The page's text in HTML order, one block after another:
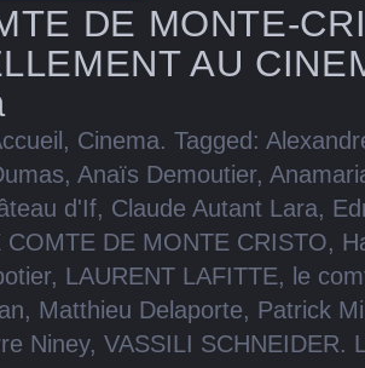
DE MONTE-
AU
, Cinema. Tagged:
, Anaïs Demoutier,
d'If, Claude Autant Lara,
COMTE DE MONTE CRISTO,
, LAURENT LAFITTE, le
, Matthieu Delaporte, Patrick
Niney, VASSILI SCHNEIDER.